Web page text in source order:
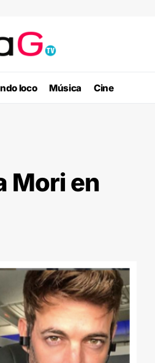
loco Música Cine
Mori en